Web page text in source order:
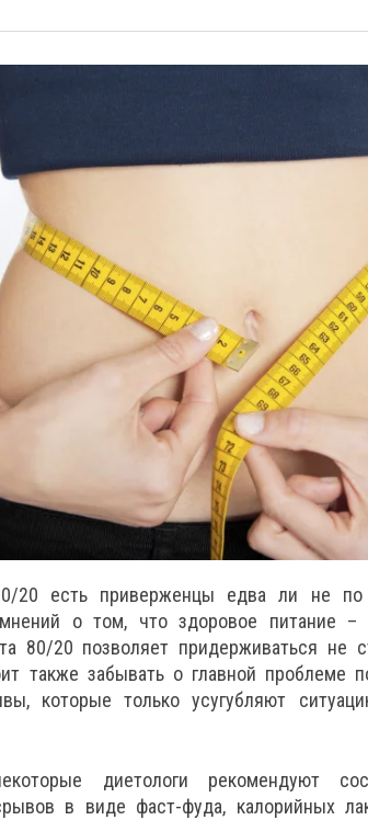
20 есть приверженцы едва ли не
о том, что здоровое питание –
80/20 позволяет придерживаться не
также забывать о главной проблеме
которые только усугубляют
диетологи рекомендуют
в виде фаст-фуда, калорийных